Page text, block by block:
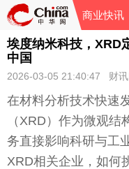
商业快讯
埃度纳米科技，XRD
中国
2026-03-05 21:40:47 财讯
在材料分析技术快速
（XRD）作为微观
务直接影响科研与工
XRD相关企业，如何